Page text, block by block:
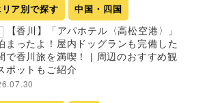
リア別で探す 中国・四国
【香川】「アパホテル〈高松空港〉」
まったよ！屋内ドッグランも完備した
で香川旅を満喫！ | 周辺のおすすめ観
ポットもご紹介